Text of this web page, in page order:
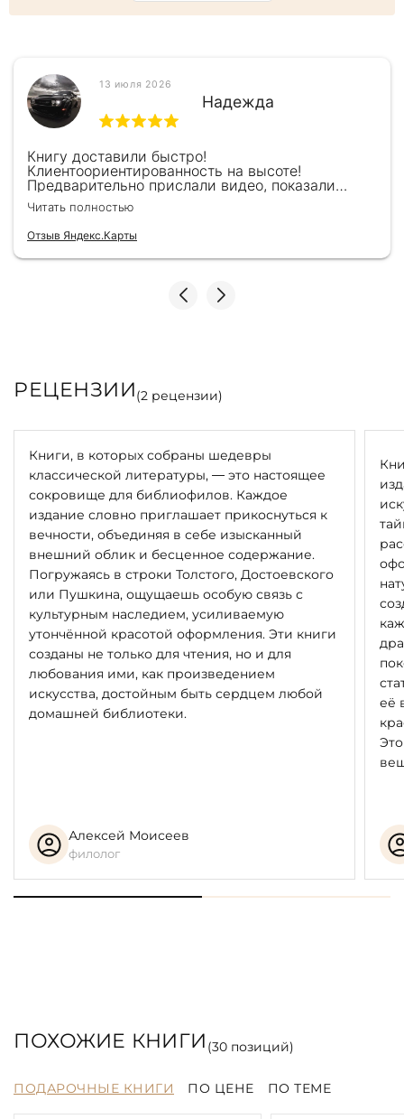
13 июля 2026
Надежда
Книгу доставили быстро!
Клиентоориентированность на высоте!
Предварительно прислали видео, показали
книжку, быстро отправили и положили
подарочек) Спасибо!!!
Читать полностью
Отзыв Яндекс.Карты
РЕЦЕНЗИИ(2 рецензии)
Книги, в которых собраны шедевры
классической литературы, — это настоящее
сокровище для библиофилов. Каждое
издание словно приглашает прикоснуться к
вечности, объединяя в себе изысканный
внешний облик и бесценное содержание.
Погружаясь в строки Толстого, Достоевского
или Пушкина, ощущаешь особую связь с
культурным наследием, усиливаемую
утончённой красотой оформления. Эти книги
созданы не только для чтения, но и для
любования ими, как произведением
искусства, достойным быть сердцем любой
домашней библиотеки.
Алексей Моисеев
филолог
её
ПОХОЖИЕ КНИГИ (30позиций)
ПОДАРОЧНЫЕ КНИГИ ПО ЦЕНЕ ПО ТЕМЕ